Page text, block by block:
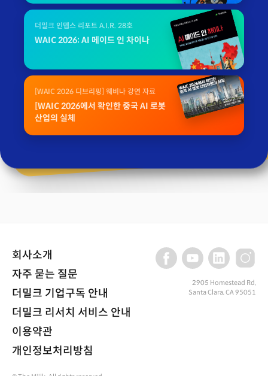
더밀크 인뎁스 리포트 A.I.R. 28호
WAIC 2026: AI 메이드 인 차이나
[WAIC 2026 디브리핑] 웨비나 강연 자료
[WAIC 2026에서 확인한 중국 AI 로봇
산업의 실체
회사소개
자주 묻는 질문
더밀크 기업구독 안내
더밀크 리서치 서비스 안내
이용약관
개인정보처리방침
2905 Homestead Rd,
Santa Clara, CA 95051